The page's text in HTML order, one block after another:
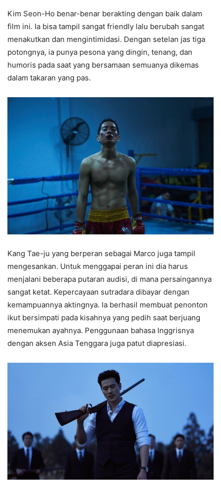
Kim Seon-Ho benar-benar berakting dengan baik dalam
film ini. Ia bisa tampil sangat friendly lalu berubah sangat
menakutkan dan mengintimidasi. Dengan setelan jas tiga
potongnya, ia punya pesona yang dingin, tenang, dan
humoris pada saat yang bersamaan semuanya dikemas
dalam takaran yang pas.
Kang Tae-ju yang berperan sebagai Marco juga tampil
mengesankan. Untuk menggapai peran ini dia harus
menjalani beberapa putaran audisi, di mana persaingannya
sangat ketat. Kepercayaan sutradara dibayar dengan
kemampuannya aktingnya. Ia berhasil membuat penonton
ikut bersimpati pada kisahnya yang pedih saat berjuang
menemukan ayahnya. Penggunaan bahasa Inggrisnya
dengan aksen Asia Tenggara juga patut diapresiasi.